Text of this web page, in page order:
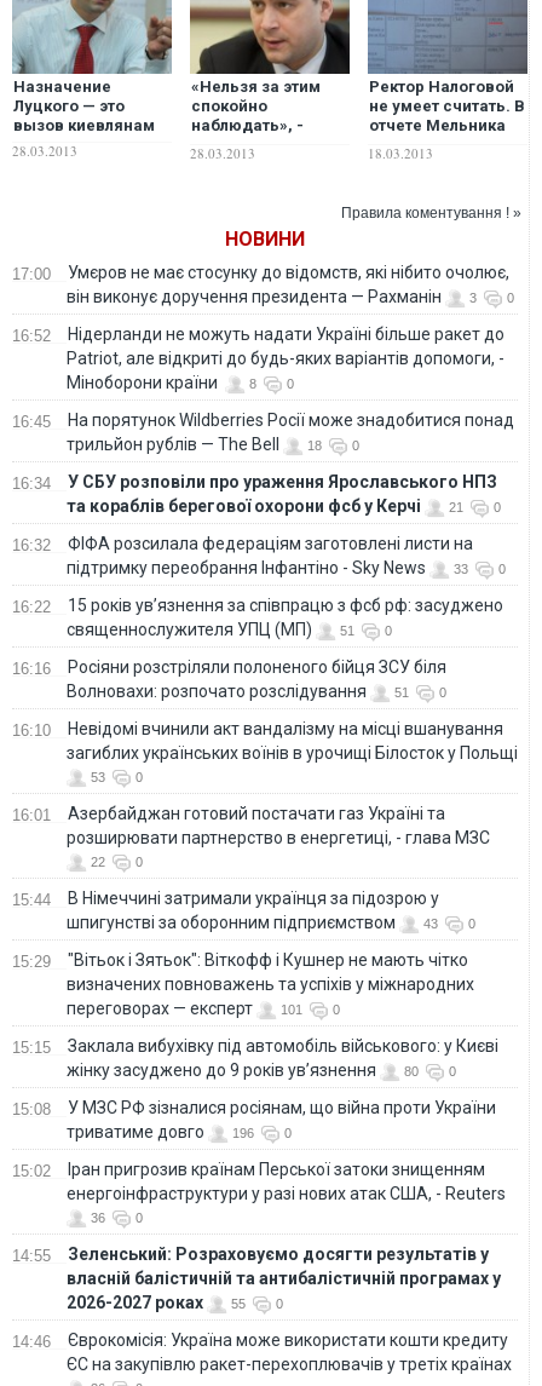
Назначение
Луцкого — это
вызов киевлянам
28.03.2013
«Нельзя за этим
спокойно
наблюдать», -
назначении
28.03.2013
Ректор Налоговой
не умеет считать. В
отчете Мельника
около 300 тысяч
18.03.2013
Правила коментування ! »
НОВИНИ
17:00
Умєров не має стосунку до відомств, які нібито очолює,
він виконує доручення президента — Рахманін
3 0
16:52
Нідерланди не можуть надати Україні більше ракет до
Patriot, але відкриті до будь-яких варіантів допомоги, -
Міноборони країни
8 0
16:45
На порятунок Wildberries Росії може знадобитися понад
трильйон рублів — The Bell
18 0
16:34
У СБУ розповіли про ураження Ярославського НПЗ
та кораблів берегової охорони фсб у Керчі
21 0
16:32
ФІФА розсилала федераціям заготовлені листи на
підтримку переобрання Інфантіно - Sky News
33 0
16:22
15 років ув’язнення за співпрацю з фсб рф: засуджено
священнослужителя УПЦ (МП)
51 0
16:16
Росіяни розстріляли полоненого бійця ЗСУ біля
Волновахи: розпочато розслідування
51 0
16:10
Невідомі вчинили акт вандалізму на місці вшанування
загиблих українських воїнів в урочищі Білосток у Польщі
53 0
16:01
Азербайджан готовий постачати газ Україні та
розширювати партнерство в енергетиці, - глава МЗС
22 0
15:44
В Німеччині затримали українця за підозрою у
шпигунстві за оборонним підприємством
43 0
15:29
"Вітьок і Зятьок": Віткофф і Кушнер не мають чітко
визначених повноважень та успіхів у міжнародних
переговорах — експерт
101 0
15:15
Заклала вибухівку під автомобіль військового: у Києві
жінку засуджено до 9 років ув’язнення
80 0
15:08
У МЗС РФ зізналися росіянам, що війна проти України
триватиме довго
196 0
15:02
Іран пригрозив країнам Перської затоки знищенням
енергоінфраструктури у разі нових атак США, - Reuters
36 0
14:55
Зеленський: Розраховуємо досягти результатів у
власній балістичній та антибалістичній програмах у
2026-2027 роках
55 0
14:46
Єврокомісія: Україна може використати кошти кредиту
ЄС на закупівлю ракет-перехоплювачів у третіх країнах